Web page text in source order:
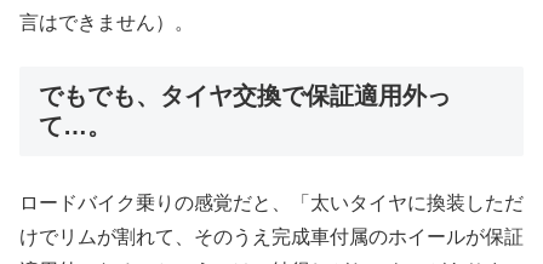
言はできません）。
でもでも、タイヤ交換で保証適用外っ
て…。
ロードバイク乗りの感覚だと、「太いタイヤに換装しただ
けでリムが割れて、そのうえ完成車付属のホイールが保証